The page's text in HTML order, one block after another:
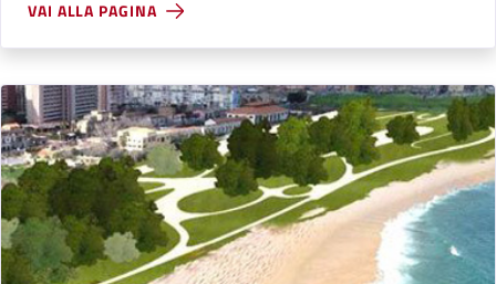
VAI ALLA PAGINA